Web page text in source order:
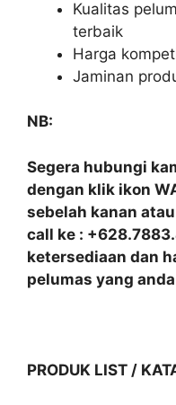
Kualitas
terbaik
Harga
Jaminan
NB:
Segera hubungi
dengan klik ikon
sebelah kanan
call ke :
ketersediaan dan
pelumas yang
PRODUK LIST /